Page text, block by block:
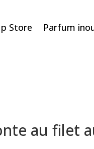
Store Parfum
au filet